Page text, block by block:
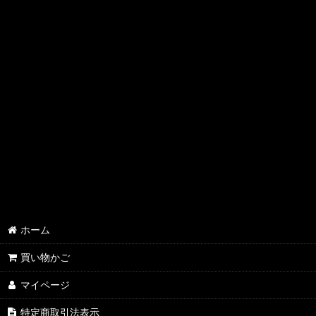
ホーム
買い物かご
マイページ
特定商取引法表示